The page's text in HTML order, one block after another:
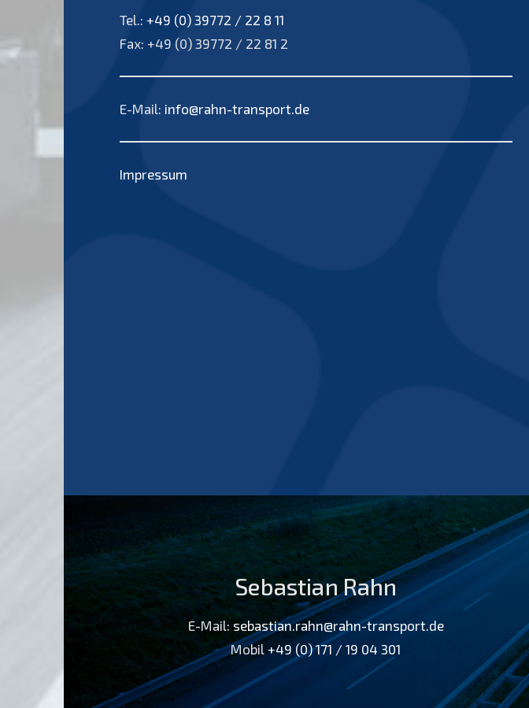
Tel.: +49 (0) 39772 / 22 8 11
Fax: +49 (0) 39772 / 22 81 2
E-Mail: info@rahn-transport.de
Impressum
Sebastian Rahn
E-Mail: sebastian.rahn@rahn-transport.de
Mobil+49 (0) 171 / 19 04 301